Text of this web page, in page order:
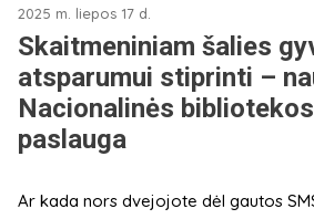
2025 m. liepos 17 d.
Skaitmeniniam šalies
atsparumui stiprinti –
Nacionalinės
paslauga
Ar kada nors dvejojote dėl gautos